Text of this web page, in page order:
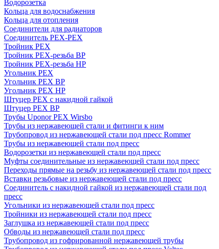
Водорозетка
Кольца для водоснабжения
Кольца для отопления
Соединители для радиаторов
Соединитель PEX-PEX
Тройник PEX
Тройник PEX-резьба ВР
Тройник PEX-резьба НР
Угольник PEX
Угольник PEX ВР
Угольник PEX НР
Штуцер PEX c накидной гайкой
Штуцер PEX ВР
Трубы Uponor PEX Wirsbo
Трубы из нержавеющей стали и фитинги к ним
Трубопровод из нержавеющей стали под пресс Rommer
Трубы из нержавеющей стали под пресс
Водорозетки из нержавеющей стали под пресс
Муфты соединительные из нержавеющей стали под пресс
Переходы прямые на резьбу из нержавеющей стали под пресс
Вставки резьбовые из нержавеющей стали под пресс
Соединитель с накидной гайкой из нержавеющей стали под
пресс
Угольники из нержавеющей стали под пресс
Тройники из нержавеющей стали под пресс
Заглушка из нержавеющей стали под пресс
Обводы из нержавеющей стали под пресс
Трубопровод из гофрированной нержавеющей трубы